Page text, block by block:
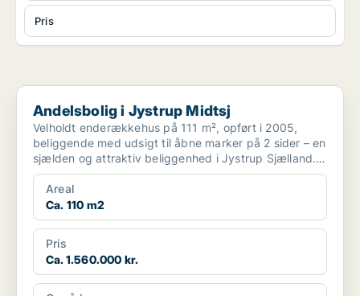
Pris
Andelsbolig i Jystrup Midtsj
Andelsbolig i Jystrup Midtsj
Velholdt enderækkehus på 111 m², opført i 2005,
beliggende med udsigt til åbne marker på 2 sider – en
sjælden og attraktiv beliggenhed i Jystrup Sjælland.
...
Areal
Ca. 110 m2
Pris
Ca. 1.560.000 kr.